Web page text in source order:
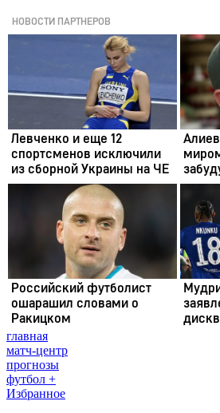
главная
матч-центр
прогнозы
футбол +
Избранное